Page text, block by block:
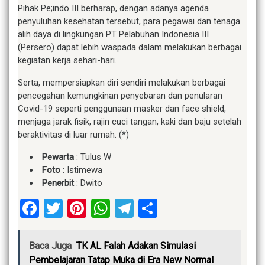
Pihak Pe;indo III berharap, dengan adanya agenda
penyuluhan kesehatan tersebut, para pegawai dan tenaga
alih daya di lingkungan PT Pelabuhan Indonesia III
(Persero) dapat lebih waspada dalam melakukan berbagai
kegiatan kerja sehari-hari.
Serta, mempersiapkan diri sendiri melakukan berbagai
pencegahan kemungkinan penyebaran dan penularan
Covid-19 seperti penggunaan masker dan face shield,
menjaga jarak fisik, rajin cuci tangan, kaki dan baju setelah
beraktivitas di luar rumah. (*)
Pewarta : Tulus W
Foto : Istimewa
Penerbit: Dwito
Facebook
Twitter
Pinterest
WhatsApp
Telegram
Baca Juga TK AL Falah Adakan Simulasi
Pembelajaran Tatap Muka di Era New Normal